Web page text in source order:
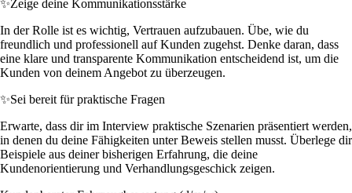
✨Zeige deine Kommunikationsstärke
In der Rolle ist es wichtig, Vertrauen aufzubauen. Übe, wie du
freundlich und professionell auf Kunden zugehst. Denke daran, dass
eine klare und transparente Kommunikation entscheidend ist, um die
Kunden von deinem Angebot zu überzeugen.
✨Sei bereit für praktische Fragen
Erwarte, dass dir im Interview praktische Szenarien präsentiert werden,
in denen du deine Fähigkeiten unter Beweis stellen musst. Überlege dir
Beispiele aus deiner bisherigen Erfahrung, die deine
Kundenorientierung und Verhandlungsgeschick zeigen.